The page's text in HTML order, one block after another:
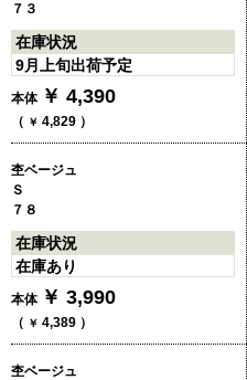
７３
在庫状況
9月上旬出荷予定
本体 ￥ 4,390
（ ￥ 4,829 ）
杢ベージュ
Ｓ
７８
在庫状況
在庫あり
本体 ￥ 3,990
（ ￥ 4,389 ）
杢ベージュ